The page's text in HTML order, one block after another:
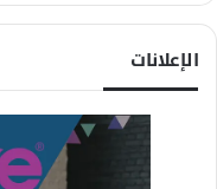
الإعلانات